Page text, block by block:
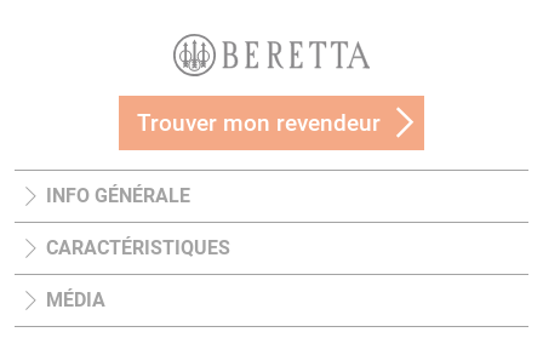
Trouver mon revendeur
INFO GÉNÉRALE
CARACTÉRISTIQUES
MÉDIA